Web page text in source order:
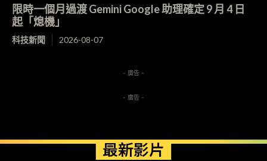
限時一個月過渡 Gemini Google 助理確定 9 月 4 日
起「熄機」
科技新聞 2026-08-07
- 廣告 -
- 廣告 -
最新影片